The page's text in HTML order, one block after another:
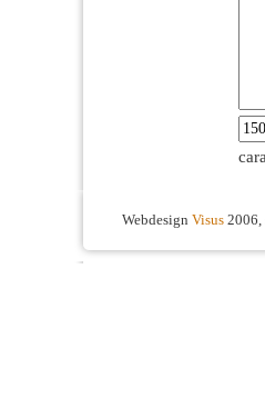
Webdesign Visus 2006,